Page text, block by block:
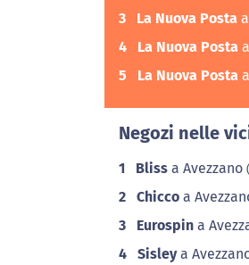
3 La Nuova Posta
4 La Nuova Posta
5 La Nuova Posta
Negozi nelle
1 Bliss a Avezzano
2 Chicco a
3 Eurospin a
4 Sisleya